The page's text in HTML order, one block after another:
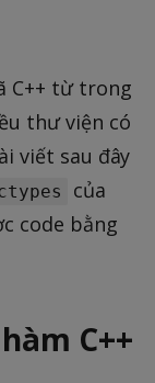
C++ từ trong
thư viện có
viết sau đây
của
code bằng
C++